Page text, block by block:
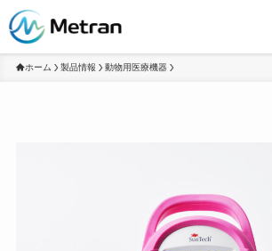
ホーム 製品情報 動物用医療機器